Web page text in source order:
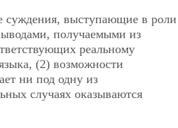
суждения, выступающие в роли
получаемыми из
реальному
(2) возможности
ни под одну из
случаях оказываются